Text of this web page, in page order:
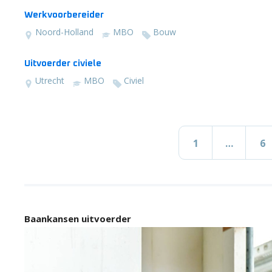
Werkvoorbereider
Noord-Holland MBO Bouw
Uitvoerder civiele
Utrecht MBO Civiel
1 … 6
Baankansen uitvoerder